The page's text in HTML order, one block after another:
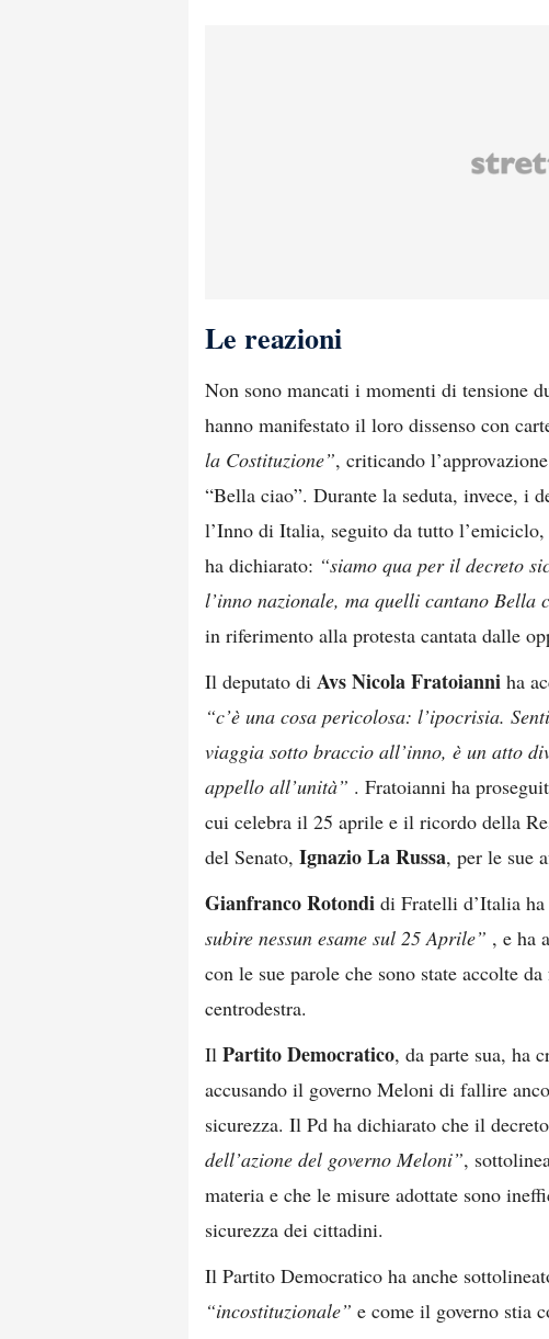
Le reazioni
Non sono mancati i momenti di tensione
hanno manifestato il loro dissenso con
la Costituzione”, criticando
“Bella ciao”. Durante la seduta, invece, i
l’Inno di Italia, seguito da tutto
ha dichiarato: “siamo qua per il decreto
l’inno nazionale, ma quelli cantano Bella
in riferimento alla protesta cantata dalle
Il deputato di AvsNicola Fratoianni ha
“c’è una cosa pericolosa: l’ipocrisia.
viaggia sotto braccio all’inno, è un atto
appello all’unità” . Fratoianni ha
cui celebra il 25 aprile e il ricordo della
del Senato, Ignazio La Russa, per le sue
Gianfranco Rotondi di Fratelli d’Italia
subire nessun esame sul 25 Aprile” , e ha
con le sue parole che sono state accolte
centrodestra.
Il Partito Democratico, da parte sua, ha
accusando il governo Meloni di fallire
sicurezza. Il Pd ha dichiarato che il
dell’azione del governo Meloni”,
materia e che le misure adottate sono
sicurezza dei cittadini.
Il Partito Democratico ha anche
“incostituzionale” e come il governo stia